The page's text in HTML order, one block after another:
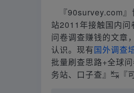
『90survey.com
站2011年接触国内
问卷调查赚钱的文章
认识。现有国外调查
批量刷查思路+全球
务站、口子查』↹『